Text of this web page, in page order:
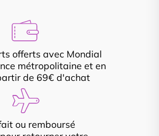
offerts avec Mondial
métropolitaine et en
de 69€ d'achat
ou remboursé